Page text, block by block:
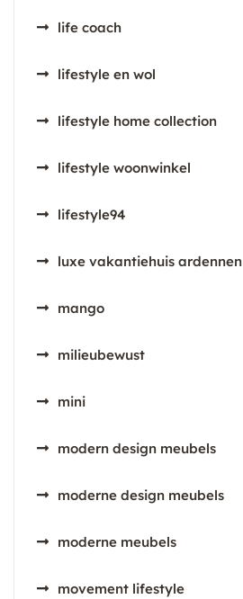
life coach
lifestyle en wol
lifestyle home collection
lifestyle woonwinkel
lifestyle94
luxe vakantiehuis ardennen
mango
milieubewust
mini
modern design meubels
moderne design meubels
moderne meubels
movement lifestyle